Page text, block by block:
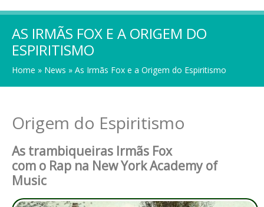
AS IRMÃS FOX E A ORIGEM DO
ESPIRITISMO
Home » News » As Irmãs Fox e a Origem do Espiritismo
Origem do Espiritismo
As trambiqueiras Irmãs Fox
com o Rap na New York Academy of
Music